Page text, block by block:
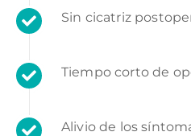
Sin cicatriz
Tiempo corto de
Alivio de los